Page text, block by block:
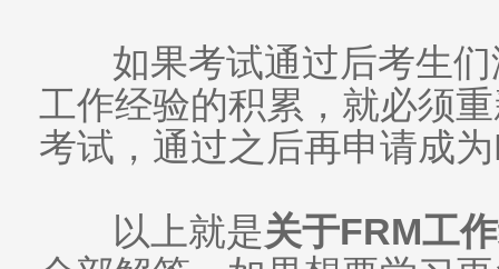
如果考试通过后考生们
工作经验的积累，就必须
考试，通过之后再申请成
以上就是关于FRM工